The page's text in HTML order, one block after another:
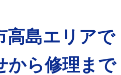
高島エリアで
から修理まで